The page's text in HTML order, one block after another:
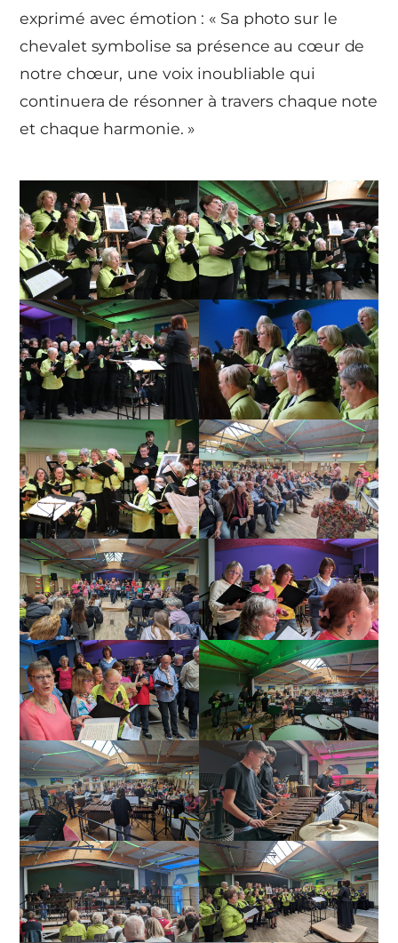
exprimé avec émotion : « Sa photo sur le
chevalet symbolise sa présence au cœur de
notre chœur, une voix inoubliable qui
continuera de résonner à travers chaque note
et chaque harmonie. »